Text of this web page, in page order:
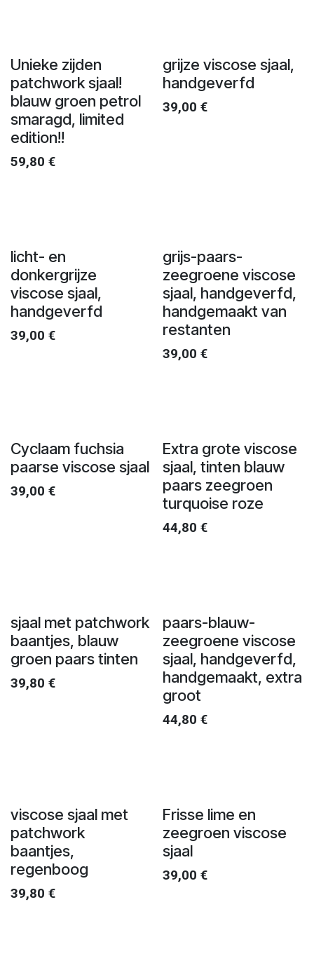
Unieke zijden
patchwork sjaal!
blauw groen petrol
smaragd, limited
edition!!
59,80 €
grijze viscose sjaal,
handgeverfd
39,00 €
licht- en
donkergrijze
viscose sjaal,
handgeverfd
39,00 €
grijs-paars-
zeegroene viscose
sjaal, handgeverfd,
handgemaakt van
restanten
39,00 €
Cyclaam fuchsia
paarse viscose sjaal
39,00 €
Extra grote viscose
sjaal, tinten blauw
paars zeegroen
turquoise roze
44,80 €
sjaal met patchwork
baantjes, blauw
groen paars tinten
39,80 €
paars-blauw-
zeegroene viscose
sjaal, handgeverfd,
handgemaakt, extra
groot
44,80 €
viscose sjaal met
patchwork
baantjes,
regenboog
39,80 €
Frisse lime en
zeegroen viscose
sjaal
39,00 €